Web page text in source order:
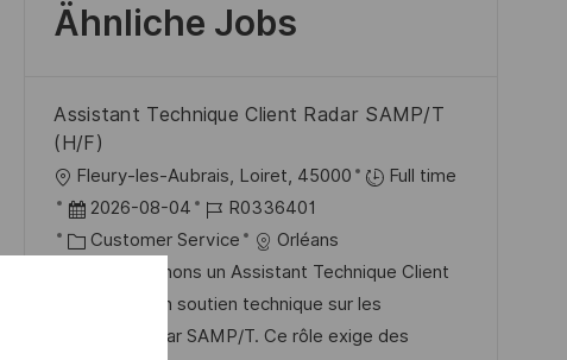
Ähnliche Jobs
Assistant Technique Client Radar SAMP/T
(H/F)
O
r
t
Fleury-les-Aubrais, Loiret, 45000
Full time
D
a
2026-08-04
J
o
b
-
I
R0336401
K Customer Service
Orléans
Nous recherchons un Assistant Technique Client
pour fournir un soutien technique sur les
systèmes radar SAMP/T. Ce rôle exige des